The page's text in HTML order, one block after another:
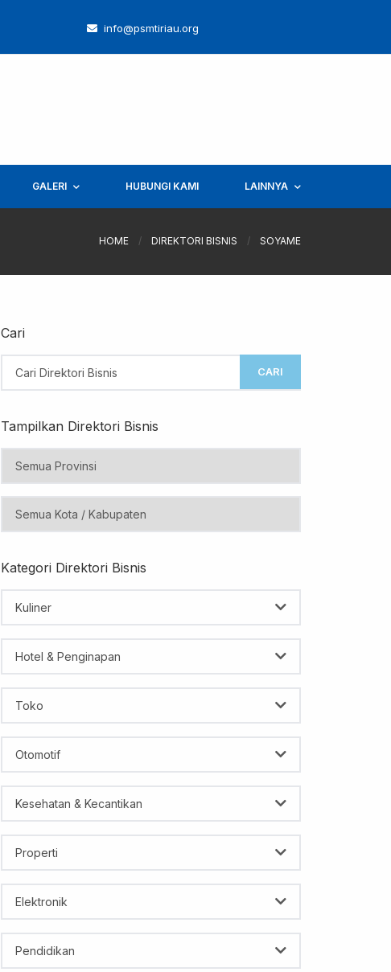
info@psmtiriau.org
GALERI HUBUNGI KAMI LAINNYA
HOME / DIREKTORI BISNIS / SOYAME
Cari
CARI
Tampilkan Direktori Bisnis
Kategori Direktori Bisnis
Kuliner
Hotel & Penginapan
Toko
Otomotif
Kesehatan & Kecantikan
Properti
Elektronik
Pendidikan